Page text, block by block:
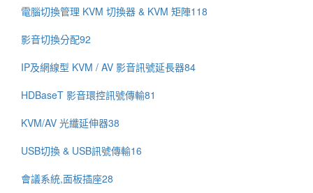
電腦切換管理 KVM 切換器 & KVM 矩陣118
影音切換分配92
IP及網線型 KVM / AV 影音訊號延長器84
HDBaseT 影音環控訊號傳輸81
KVM/AV 光纖延伸器38
USB切換 & USB訊號傳輸16
會議系統,面板插座28